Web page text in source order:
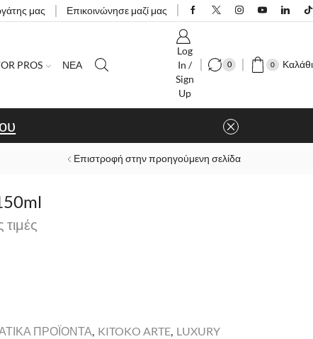
μας Επικοινώνησε μαζί μας
PROS ΝΕΑ
Log
In /
Sign
Up
0 0 Καλάθι
Επιστροφή στην προηγούμενη σελίδα
τιμές
ΠΡΟΪΟΝΤΑ KITOKO ARTE LUXURY